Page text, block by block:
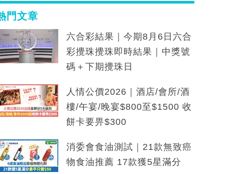
門文章
六合彩結果｜今期8月6日六合
彩攪珠攪珠即時結果｜中獎號
碼＋下期攪珠日
人情公價2026｜酒店/會所/酒
樓/午宴/晚宴$800至$1500 收
餅卡要畀$300
消委會食油測試｜21款無致癌
物食油推薦 17款獲5星滿分